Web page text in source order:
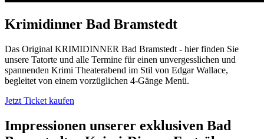
Krimidinner Bad Bramstedt
Das Original KRIMIDINNER Bad Bramstedt - hier finden Sie
unsere Tatorte und alle Termine für einen unvergesslichen und
spannenden Krimi Theaterabend im Stil von Edgar Wallace,
begleitet von einem vorzüglichen 4-Gänge Menü.
Jetzt Ticket kaufen
Impressionen unserer exklusiven Bad